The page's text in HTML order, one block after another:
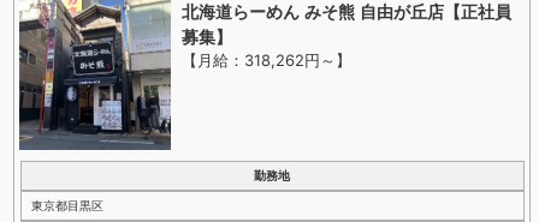
北海道らーめん みそ熊 自由が丘店【正社員
募集】
【月給：318,262円～ 】
勤務地
東京都目黒区